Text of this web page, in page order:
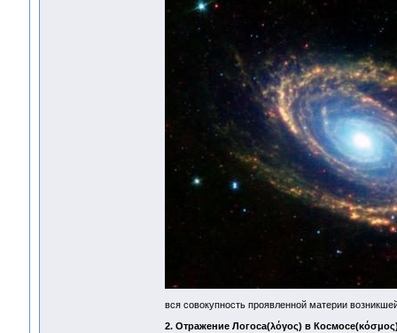
вся совокупность проявленной материи
2. Отражение Логоса(λόγος) в